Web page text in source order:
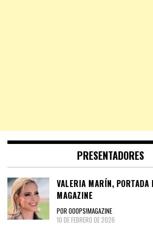
PRESENTADORES
VALERIA MARÍN, PORTADA
MAGAZINE
POR OOOPS!MAGAZINE
10 DE FEBRERO DE 2026